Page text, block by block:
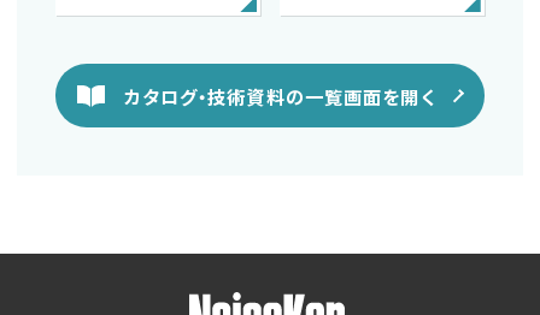
カタログ・技術資料の一覧画面を開く